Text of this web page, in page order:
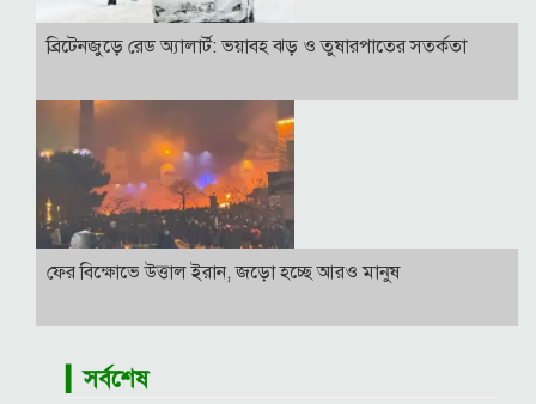
ব্রিটেনজুড়ে রেড অ্যালার্ট: ভয়াবহ ঝড় ও তুষারপাতের সতর্কতা
ফের বিক্ষোভে উত্তাল ইরান, জড়ো হচ্ছে আরও মানুষ
▎সর্বশেষ